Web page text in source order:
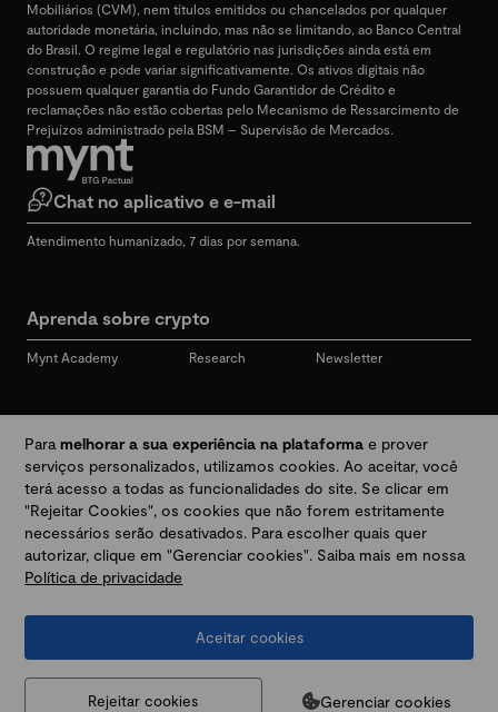
Mobiliários (CVM), nem títulos emitidos ou chancelados por qualquer
autoridade monetária, incluindo, mas não se limitando, ao Banco Central
do Brasil. O regime legal e regulatório nas jurisdições ainda está em
construção e pode variar significativamente. Os ativos digitais não
possuem qualquer garantia do Fundo Garantidor de Crédito e
reclamações não estão cobertas pelo Mecanismo de Ressarcimento de
Prejuízos administrado pela BSM – Supervisão de Mercados.
Aprenda sobre crypto
Mynt Academy Research Newsletter
Chat no aplicativo e e-mail
Atendimento humanizado, 7 dias por semana.
Redes sociais
Desbloqueie seu mundo crypto
Av. Brigadeiro Faria Lima, 3447, 9 andar - sala 11 - Itaim Bibi - São Paulo, SP, 04538-133,
Prevenção a golpes e fraudes|Regulamentos
Paramelhorar a sua experiência na plataforma e prover
serviços personalizados, utilizamos cookies. Ao aceitar, você
terá acesso a todas as funcionalidades do site. Se clicar em
"Rejeitar Cookies", os cookies que não forem estritamente
necessários serão desativados. Para escolher quais quer
autorizar, clique em "Gerenciar cookies". Saiba mais em nossa
Política de privacidade
Gerenciar cookies
Aceitar cookies
Rejeitar cookies